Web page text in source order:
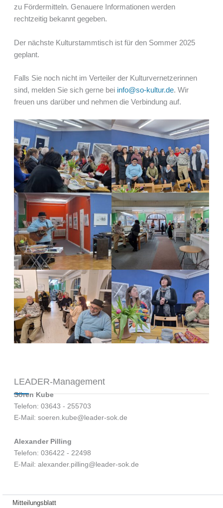
LEADER-Management
Sören Kube
Telefon: 03643 - 255703
E-Mail: soeren.kube@leader-sok.de
Alexander Pilling
Telefon: 036422 - 22498
E-Mail: alexander.pilling@leader-sok.de
zu Fördermitteln. Genauere Informationen werden
rechtzeitig bekannt gegeben.
Der nächste Kulturstammtisch ist für den Sommer 2025
geplant.
Falls Sie noch nicht im Verteiler der Kulturvernetzerinnen
sind, melden Sie sich gerne bei info@so-kultur.de. Wir
freuen uns darüber und nehmen die Verbindung auf.
Mitteilungsblatt